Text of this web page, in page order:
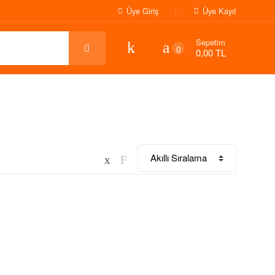
Üye Giriş Üye Kayıt
0
Sepetim
0,00 TL